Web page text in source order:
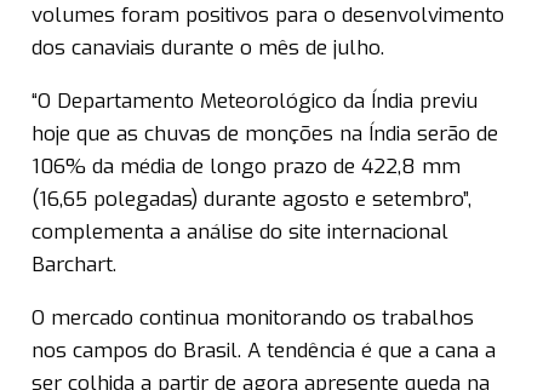
volumes foram positivos para o desenvolvimento
dos canaviais durante o mês de julho.
“O Departamento Meteorológico da Índia previu
hoje que as chuvas de monções na Índia serão de
106% da média de longo prazo de 422,8 mm
(16,65 polegadas) durante agosto e setembro”,
complementa a análise do site internacional
Barchart.
O mercado continua monitorando os trabalhos
nos campos do Brasil. A tendência é que a cana a
ser colhida a partir de agora apresente queda na